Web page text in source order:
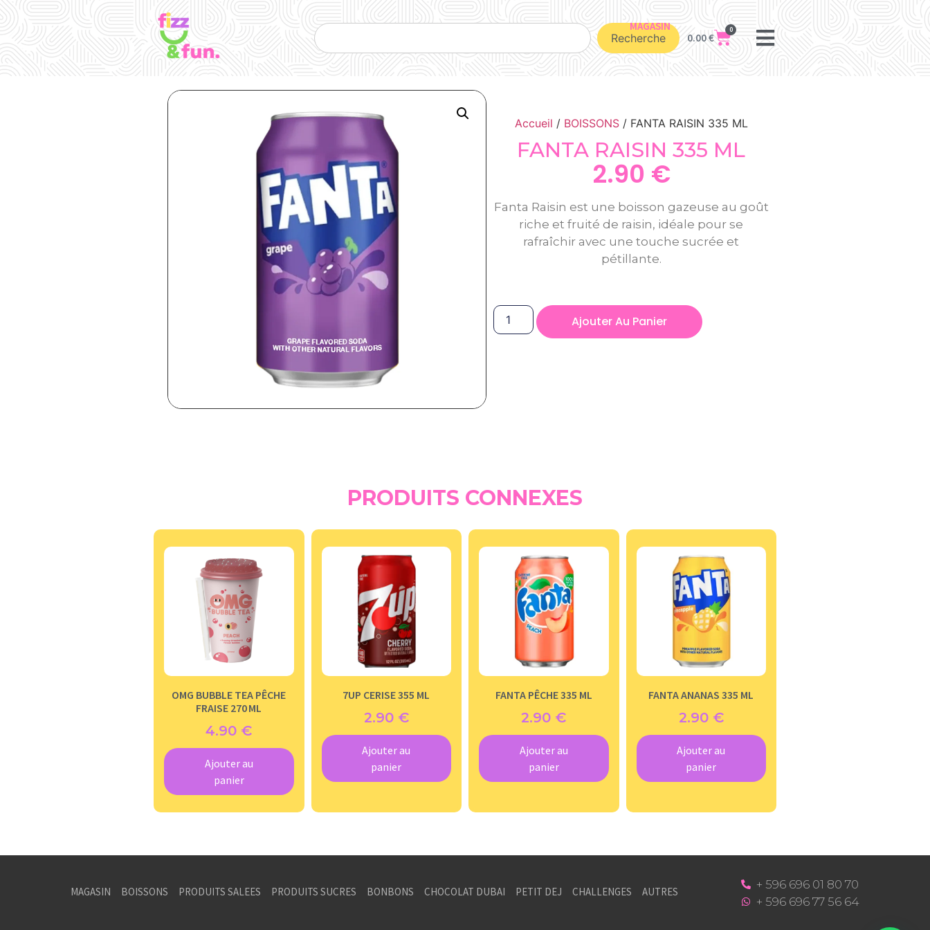
Recherche
MAGASIN
0.00€
0
Accueil / BOISSONS/ FANTA RAISIN 335 ML
FANTA RAISIN 335 ML
2.90 €
Fanta Raisin est une boisson gazeuse au goût
riche et fruité de raisin, idéale pour se
rafraîchir avec une touche sucrée et
pétillante.
Ajouter Au Panier
PRODUITS CONNEXES
OMG BUBBLE TEA PÊCHE
FRAISE 270 ML
4.90 €
Ajouter au
panier
7UP CERISE 355 ML
2.90 €
Ajouter au
panier
FANTA PÊCHE 335 ML
2.90 €
Ajouter au
panier
FANTA ANANAS 335 ML
2.90 €
Ajouter au
panier
MAGASIN BOISSONS PRODUITS SALEES PRODUITS SUCRES BONBONS CHOCOLAT DUBAI PETIT DEJ CHALLENGES AUTRES
+ 596 696 01 80 70
+ 596 696 77 56 64